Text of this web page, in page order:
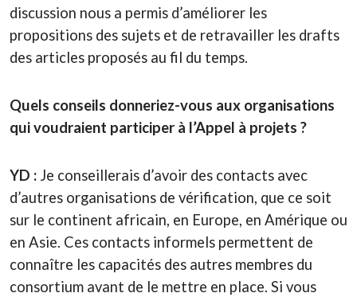
discussion nous a permis d’améliorer les
propositions des sujets et de retravailler les drafts
des articles proposés au fil du temps.
Quels conseils donneriez-vous aux organisations
qui voudraient participer à l’Appel à projets ?
YD : Je conseillerais d’avoir des contacts avec
d’autres organisations de vérification, que ce soit
sur le continent africain, en Europe, en Amérique ou
en Asie. Ces contacts informels permettent de
connaître les capacités des autres membres du
consortium avant de le mettre en place. Si vous